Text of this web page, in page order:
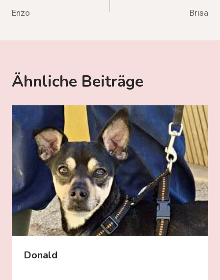
Enzo Brisa
Ähnliche Beiträge
Donald